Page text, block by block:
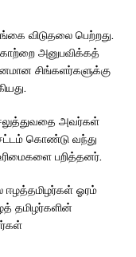
விடுதலை பெற்றது.
அனுபவிக்கத்
சிங்களர்களுக்கு
அவர்கள்
கொண்டு வந்து
பறித்தனர்.
ஈழத்தமிழர்கள் ஓரம்
தமிழர்களின்